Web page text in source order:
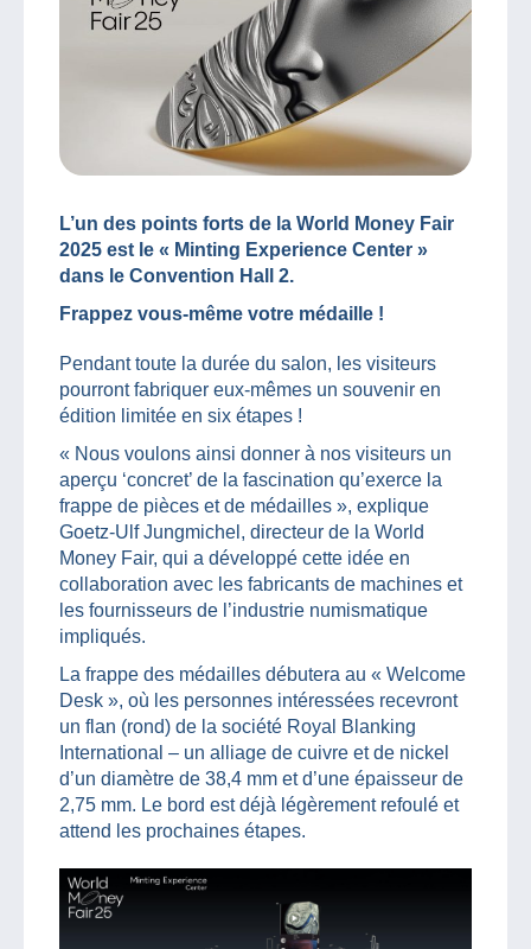
L’un des points forts de la World Money Fair
2025 est le « Minting Experience Center »
dans le Convention Hall 2.
Frappez vous-même votre médaille !
Pendant toute la durée du salon, les visiteurs
pourront fabriquer eux-mêmes un souvenir en
édition limitée en six étapes !
« Nous voulons ainsi donner à nos visiteurs un
aperçu ‘concret’ de la fascination qu’exerce la
frappe de pièces et de médailles », explique
Goetz-Ulf Jungmichel, directeur de la World
Money Fair, qui a développé cette idée en
collaboration avec les fabricants de machines et
les fournisseurs de l’industrie numismatique
impliqués.
La frappe des médailles débutera au « Welcome
Desk », où les personnes intéressées recevront
un flan (rond) de la société Royal Blanking
International – un alliage de cuivre et de nickel
d’un diamètre de 38,4 mm et d’une épaisseur de
2,75 mm. Le bord est déjà légèrement refoulé et
attend les prochaines étapes.